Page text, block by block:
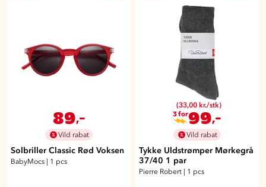
89,-
Vild rabat
Solbriller Classic Rød Voksen
BabyMocs 1 pcs
(33,00 kr./stk)
3 for99,-
Vild rabat
Tykke Uldstrømper Mørkegrå
37/40 1 par
Pierre Robert 1 pcs